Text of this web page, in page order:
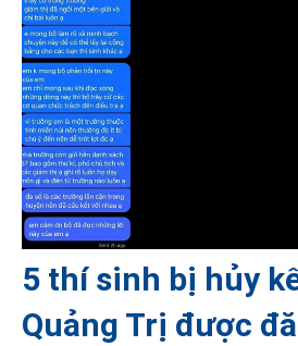
5 thí sinh bị hủy
Quảng Trị được